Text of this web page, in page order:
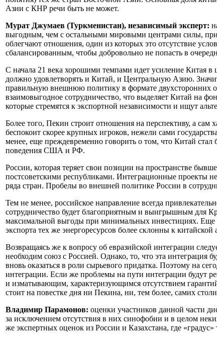
Азии с КНР речи быть не может.
Мурат Джумаев (Туркменистан), независимый эксперт:
выгодным, чем с остальными мировыми центрами силы,
облегчают отношения, один из которых это отсутствие
сбалансированным, чтобы добровольно не попасть в
С начала 21 века хорошими темпами идет усиление Китая в
должно удовлетворять и Китай, и Центральную Азию.
правильную внешнюю политику в формате двухсторонних
взаимовыгодное сотрудничество, что выделяет Китай на
которые стремятся к экспортной независимости и ищут
Более того, Пекин строит отношения на перспективу, а сам
беспокоит скорее крупных игроков, нежели сами
менее, еще преждевременно говорить о том, что Китай
поведения США и РФ.
России, которая теряет свои позиции на пространстве
постсоветскими республиками. Интеграционные проекты
ряда стран. Пробелы во внешней политике России в
Тем не менее, российское направление всегда
сотрудничество будет благоприятным и выигрышным для
максимальной выгоды при минимальных инвестициях. Еще
экспорта тех же энергоресурсов более склонны к китайской
Возвращаясь же к вопросу об евразийской интеграции
необходим союз с Россией. Однако, то, что эта интеграция
вновь оказаться в роли сырьевого придатка. Поэтому на
интеграции. Если же проблемы на пути интеграции будут
и изматывающим, характеризующимся отсутствием
стоит на повестке дня ни Пекина, ни, тем более, самих
Владимир Парамонов: оценки участников данной части
за исключением отсутствия в них синофобии и в целом
же экспертных оценок из России и Казахстана, где